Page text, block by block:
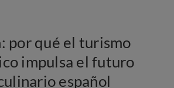
por qué el turismo
impulsa el futuro
español